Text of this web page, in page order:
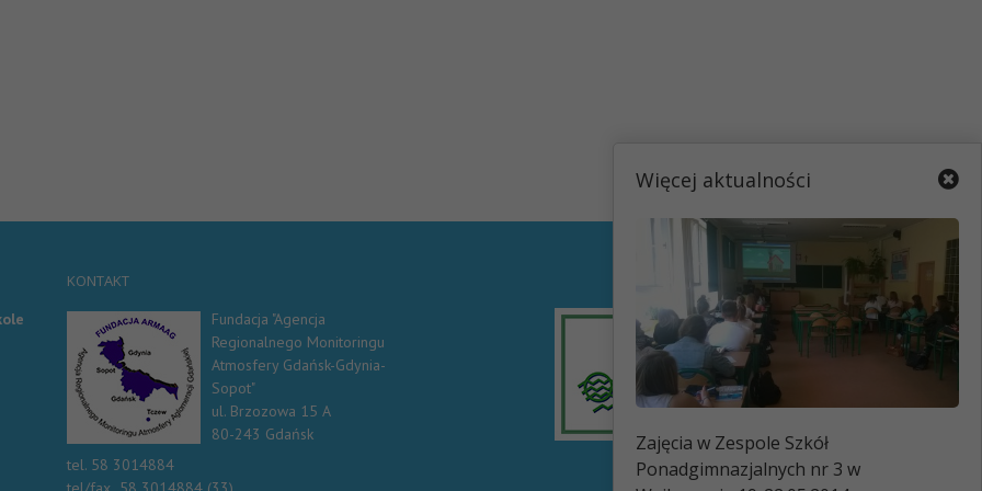
Więcej aktualności
Zajęcia w Zespole Szkół
Ponadgimnazjalnych nr 3 w
KONTAKT
Fundacja "Agencja
Regionalnego Monitoringu
Atmosfery Gdańsk-Gdynia-
Sopot"
ul. Brzozowa 15 A
80-243 Gdańsk
tel. 58 3014884